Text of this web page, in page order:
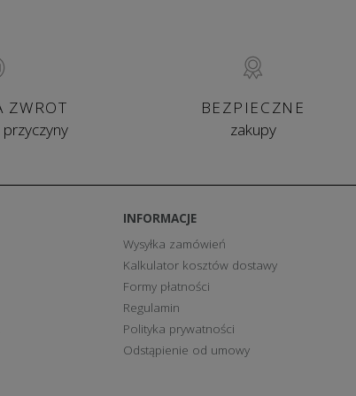
różnorodność form oraz otwarte horyzonty na
zarówno we wnętrzach inspirowanych stylem
ZWROT
BEZPIECZNE
zakupy
INFORMACJE
Wysyłka zamówień
Kalkulator kosztów dostawy
Formy płatności
Regulamin
Polityka prywatności
Odstąpienie od umowy